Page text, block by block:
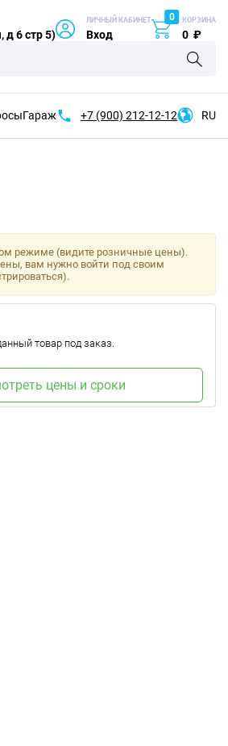
д 6 стр 5)
ЛИЧНЫЙ КАБИНЕТ
Вход
0 КОРЗИНА
0 ₽
Гараж +7 (900) 212-12-12 RU
режиме (видите розничные цены).
вам нужно войти под своим
товар под заказ.
цены и сроки